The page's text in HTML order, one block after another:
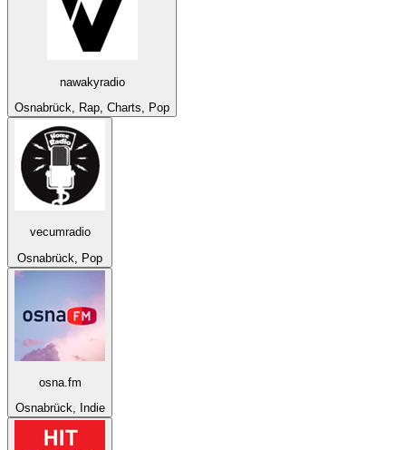
nawakyradio
Osnabrück, Rap, Charts, Pop
vecumradio
Osnabrück, Pop
osna.fm
Osnabrück, Indie